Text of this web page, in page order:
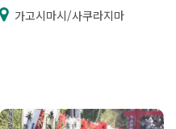
가고시마시/사쿠라지마